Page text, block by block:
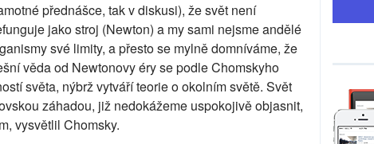
přednášce, tak v diskusi), že svět není
jako stroj (Newton) a my sami nejsme andělé
své limity, a přesto se mylně domníváme, že
věda od Newtonovy éry se podle Chomskyho
světa, nýbrž vytváří teorie o okolním světě. Svět
záhadou, již nedokážeme uspokojivě objasnit,
vysvětlil Chomsky.